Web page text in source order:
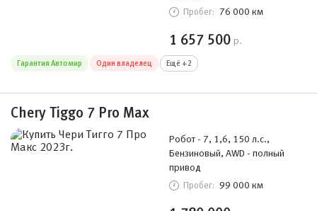
Пробег: 76 000 км
1 657 500 р.
Гарантия Автомир Один владелец Ещё +2
Chery Tiggo 7 Pro Max
Робот - 7, 1,6, 150 л.с.,
Бензиновый, AWD - полный
привод
Пробег: 99 000 км